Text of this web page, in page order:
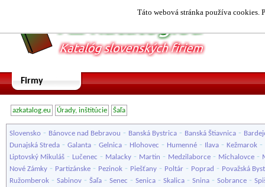
Táto webová stránka používa cookies.
Firmy
azkatalog.eu Úrady, inštitúcie Šaľa
Slovensko - Bánovce nad Bebravou - Banská Bystrica - Banská Štiavnica -
Dunajská Streda - Galanta - Gelnica - Hlohovec - Humenné - Ilava - Kežmarok -
Liptovský Mikuláš - Lučenec - Malacky - Martin - Medzilaborce - Michalovce -
Nové Zámky - Partizánske - Pezinok - Piešťany - Poltár - Poprad - Považská
Ružomberok - Sabinov - Šaľa - Senec - Senica - Skalica - Snina - Sobrance -